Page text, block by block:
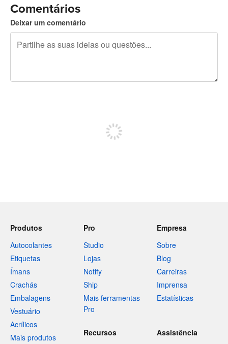
Comentários
Deixar um comentário
Produtos
Autocolantes
Etiquetas
Ímans
Crachás
Embalagens
Vestuário
Acrílicos
Mais produtos
Pro
Studio
Lojas
Notify
Ship
Mais ferramentas
Pro
Empresa
Sobre
Blog
Carreiras
Imprensa
Estatísticas
Recursos Assistência